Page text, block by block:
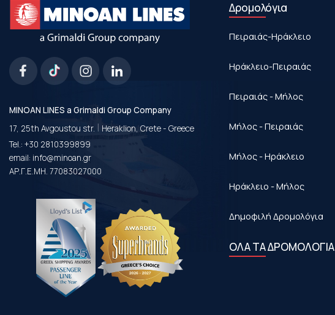
MINOAN LINES a Grimaldi Group Company
17, 25th Avgoustou str. | Heraklion, Crete - Greece
Tel.: +30 2810399899
email: info@minoan.gr
ΑΡ.Γ.Ε.ΜΗ. 77083027000
Δρομολόγια
Πειραιάς-Ηράκλειο
Ηράκλειο-Πειραιάς
Πειραιάς - Μήλος
Μήλος - Πειραιάς
Μήλος - Ηράκλειο
Ηράκλειο - Μήλος
Δημοφιλή Δρομολόγια
ΟΛΑ ΤΑ ΔΡΟΜΟΛΟΓΙΑ